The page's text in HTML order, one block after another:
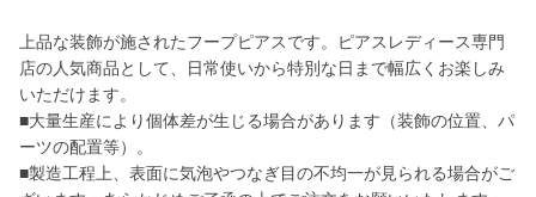
上品な装飾が施されたフープピアスです。ピアスレディース専門
店の人気商品として、日常使いから特別な日まで幅広くお楽しみ
いただけます。
■大量生産により個体差が生じる場合があります（装飾の位置、パ
ーツの配置等）。
■製造工程上、表面に気泡やつなぎ目の不均一が見られる場合がご